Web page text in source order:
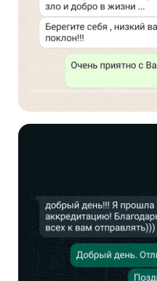
Для биологов
Со средним образованием
С высшим образованием
Молекулярная нутрициология
Со средним образованием
Аккредитация
Подготовка документов
Прохождение тестов по клиническим
рекомендациям на портале НМО